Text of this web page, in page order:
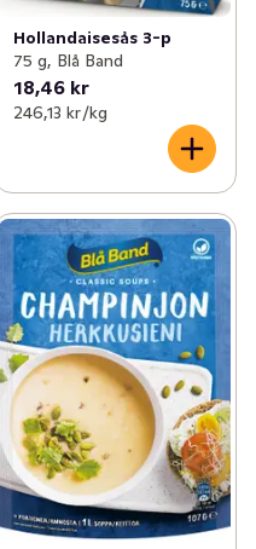
Hollandaisesås 3-p
75 g, Blå Band
18,46 kr
246,13 kr /kg